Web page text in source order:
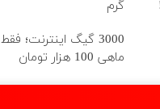
گرم
3000 گیگ اینترنت؛ فقط
ماهی 100 هزار تومان